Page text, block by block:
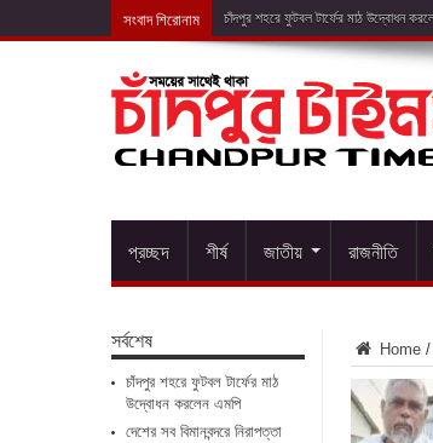
সংবাদ শিরোনাম দেশের স
প্রচ্ছদ শীর্ষ জাতীয় রাজনীতি
Home /
সর্বশেষ
চাঁদপুর শহরে ফুটবল টার্ফের মাঠ
উদ্বোধন করলেন এমপি
দেশের সব বিমানবন্দরে নিরাপত্তা